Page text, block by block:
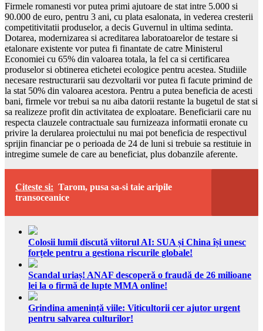
Firmele romanesti vor putea primi ajutoare de stat intre 5.000 si
90.000 de euro, pentru 3 ani, cu plata esalonata, in vederea cresterii
competitivitatii produselor, a decis Guvernul in ultima sedinta.
Dotarea, modernizarea si acreditarea laboratoarelor de testare si
etalonare existente vor putea fi finantate de catre Ministerul
Economiei cu 65% din valoarea totala, la fel ca si certificarea
produselor si obtinerea etichetei ecologice pentru acestea. Studiile
necesare restructurarii sau dezvoltarii vor putea fi facute primind de
la stat 50% din valoarea acestora. Pentru a putea beneficia de acesti
bani, firmele vor trebui sa nu aiba datorii restante la bugetul de stat si
sa realizeze profit din activitatea de exploatare. Beneficiarii care nu
respecta clauzele contractuale sau furnizeaza informatii eronate cu
privire la derularea proiectului nu mai pot beneficia de respectivul
sprijin financiar pe o perioada de 24 de luni si trebuie sa restituie in
intregime sumele de care au beneficiat, plus dobanzile aferente.
Citeste si: Tarom, pusa sa-si taie aripile
transoceanice
Colosii lumii discută viitorul AI: SUA și China își unesc
forțele pentru a gestiona riscurile globale!
Scandal uriaș! ANAF descoperă o fraudă de 26 milioane
lei la o firmă de lupte MMA online!
Grindina amenință viile: Viticultorii cer ajutor urgent
pentru salvarea culturilor!